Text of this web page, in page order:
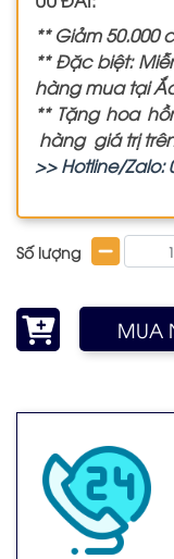
** Giảm 50.000
** Đặc biệt:
hàng mua tại
** Tặng hoa
hàng giá trị
>> Hotline/Zalo:
Số lượng
MUA